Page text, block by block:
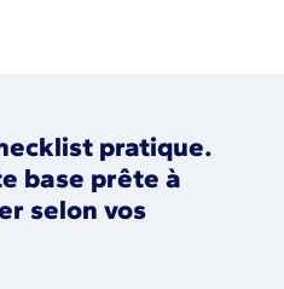
pratique.
base prête à
selon vos